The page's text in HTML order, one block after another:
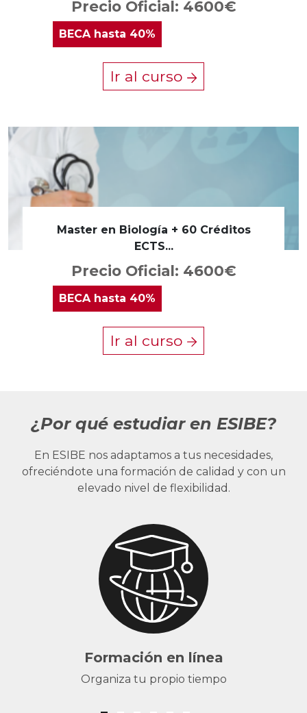
Precio Oficial: 4600€
BECAhasta 40%
Ir al curso
Master en Biología + 60 Créditos
ECTS...
Precio Oficial: 4600€
BECA hasta 40%
Ir al curso
¿Por qué estudiar en ESIBE?
En ESIBE nos adaptamos a tus necesidades,
ofreciéndote una formación de calidad y con un
elevado nivel de flexibilidad.
Formación en línea
Organiza tu propio tiempo